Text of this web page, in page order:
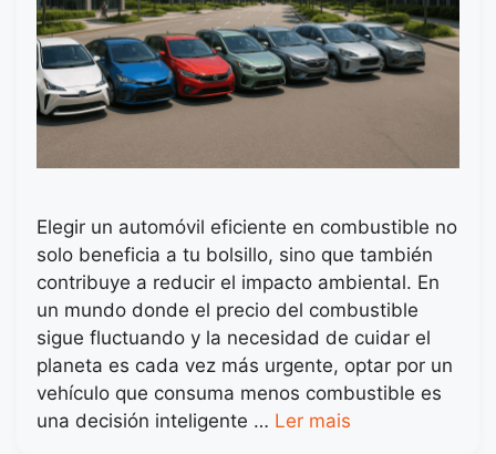
Elegir un automóvil eficiente en combustible no
solo beneficia a tu bolsillo, sino que también
contribuye a reducir el impacto ambiental. En
un mundo donde el precio del combustible
sigue fluctuando y la necesidad de cuidar el
planeta es cada vez más urgente, optar por un
vehículo que consuma menos combustible es
una decisión inteligente … Ler mais